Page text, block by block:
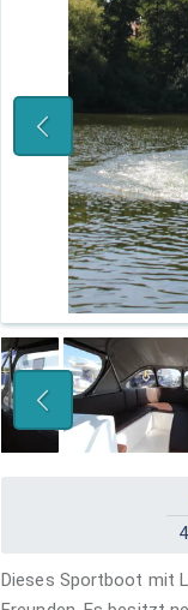
Dieses Sportboot mit